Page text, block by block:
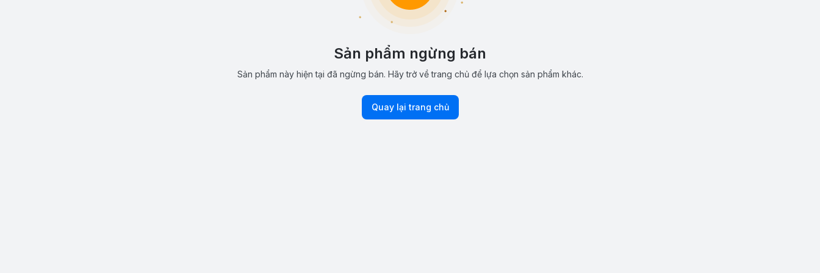
Sản phẩm ngừng bán
Sản phẩm này hiện tại đã ngừng bán. Hãy trở về trang chủ để lựa chọn sản phẩm khác.
Quay lại trang chủ